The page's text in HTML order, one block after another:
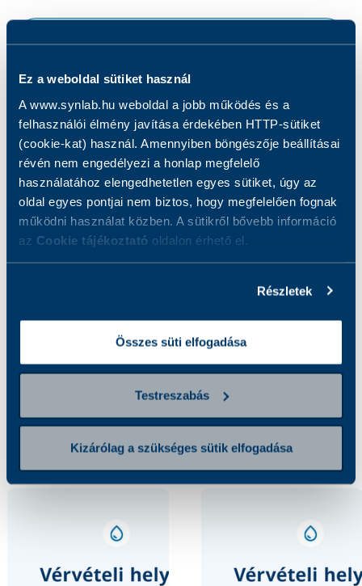
Ez a weboldal sütiket használ
A www.synlab.hu weboldal a jobb működés és a
felhasználói élmény javítása érdekében HTTP-sütiket
(cookie-kat) használ. Amennyiben böngészője beállításai
révén nem engedélyezi a honlap megfelelő
használatához elengedhetetlen egyes sütiket, úgy az
oldal egyes pontjai nem biztos, hogy megfelelően fognak
működni használat közben. A sütikről bővebb információ
az Cookie tájékoztató oldalon érhető el.
Részletek
Összes süti elfogadása
Testreszabás
Kizárólag a szükséges sütik elfogadása
Eredmények
A vizsgálatról
Mit vizsgálunk?
határozzuk meg vérmintából.
Kapcsolódó szolgáltatások